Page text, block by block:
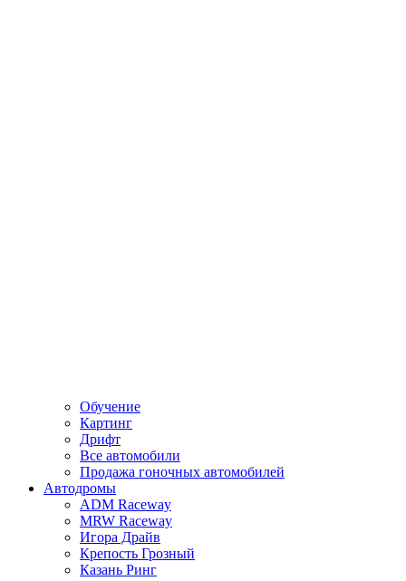
Обучение
Картинг
Дрифт
Все автомобили
Продажа гоночных автомобилей
Автодромы
ADM Raceway
MRW Raceway
Игора Драйв
Крепость Грозный
Казань Ринг